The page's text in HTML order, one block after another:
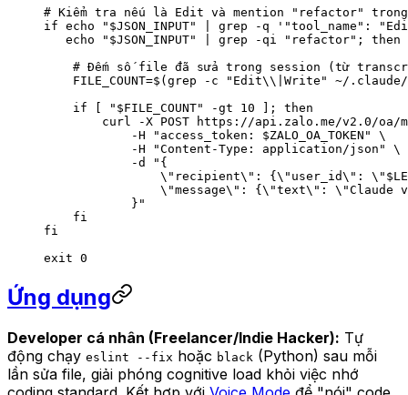
# Kiểm tra nếu là Edit và mention "refactor"
if echo " $JSON_INPUT" grep -q '"tool_name":
   echo
" $JSON_INPUT" grep -qi "refactor" ; then
# Đếm số file đã sửa trong session (từ
    FILE_COUNT
=$( grep -c "Edit\\ |Write"
~/
    if
" $FILE_COUNT" -gt 10 ]; then
        curl
-X POST https://api.zalo.me/v2.0/oa/
            -H
"access_token: $ZALO_OA_TOKEN "
\
            -H
"Content-Type: application/json"
\
            -d
"{
                \"
recipient\" : { \" user_id\" : \"
                \"
message\" : { \"text\" : \"Claude
            }"
    fi
fi
exit 0
Ứng dụng
Developer cá nhân (Freelancer/Indie Hacker): Tự
động chạy eslint --fix hoặc black (Python) sau mỗi
lần sửa file, giải phóng cognitive load khỏi việc nhớ